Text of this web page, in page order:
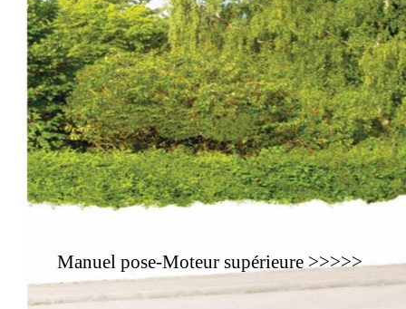
Manuel pose-Moteur supérieure >>>>>